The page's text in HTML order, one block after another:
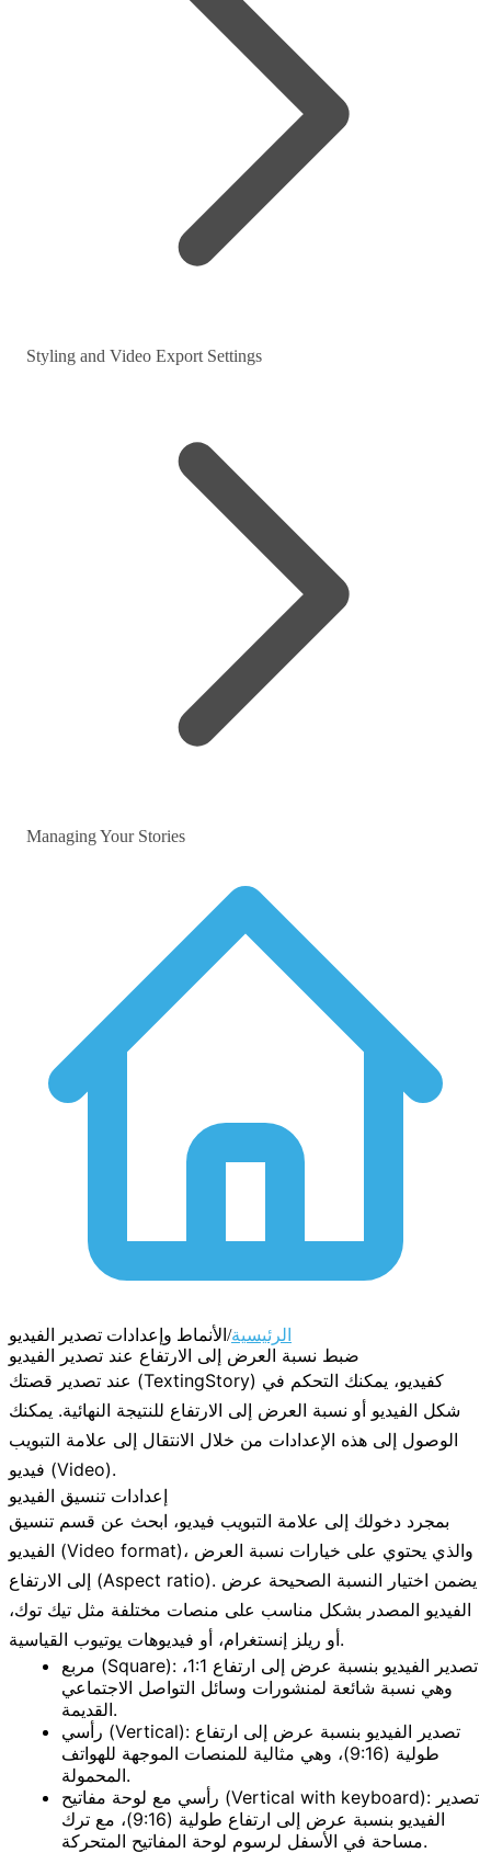
Styling and Video Export Settings
Managing Your Stories
الرئيسية/ الأنماط وإعدادات تصدير الفيديو
ضبط نسبة العرض إلى الارتفاع عند تصدير الفيديو
عند تصدير قصتك (TextingStory) كفيديو، يمكنك التحكم في
شكل الفيديو أو نسبة العرض إلى الارتفاع للنتيجة النهائية. يمكنك
الوصول إلى هذه الإعدادات من خلال الانتقال إلى علامة التبويب
فيديو (Video).
إعدادات تنسيق الفيديو
بمجرد دخولك إلى علامة التبويب فيديو، ابحث عن قسم تنسيق
الفيديو
(Video format)، والذي يحتوي على خيارات نسبة العرض
إلى الارتفاع (Aspect ratio). يضمن اختيار النسبة الصحيحة عرض
الفيديو المصدر بشكل مناسب على منصات مختلفة مثل تيك توك،
أو ريلز إنستغرام، أو فيديوهات يوتيوب القياسية.
مربع (Square):
وهي نسبة شائعة لمنشورات وسائل التواصل الاجتماعي
القديمة.
رأسي (Vertical):
طولية (9:16)، وهي مثالية للمنصات الموجهة للهواتف
المحمولة.
رأسي مع لوحة مفاتيح (Vertical with keyboard):
الفيديو بنسبة عرض إلى ارتفاع طولية (9:16)، مع ترك
مساحة في الأسفل لرسوم لوحة المفاتيح المتحركة.